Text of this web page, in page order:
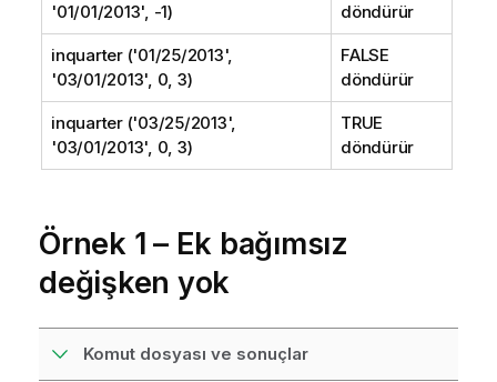
'01/01/2013', -1)
döndürür
inquarter ('01/25/2013',
'03/01/2013', 0, 3)
FALSE
döndürür
inquarter ('03/25/2013',
'03/01/2013', 0, 3)
TRUE
döndürür
Örnek 1 – Ek bağımsız
değişken yok
Komut dosyası ve sonuçlar